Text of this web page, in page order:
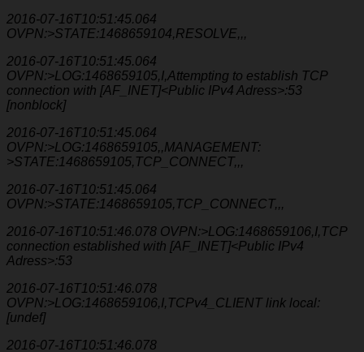
2016-07-16T10:51:45.064
OVPN:>STATE:1468659104,RESOLVE,,,
2016-07-16T10:51:45.064
OVPN:>LOG:1468659105,I,Attempting to establish TCP
connection with [AF_INET]<Public IPv4 Adress>:53
[nonblock]
2016-07-16T10:51:45.064
OVPN:>LOG:1468659105,,MANAGEMENT:
>STATE:1468659105,TCP_CONNECT,,,
2016-07-16T10:51:45.064
OVPN:>STATE:1468659105,TCP_CONNECT,,,
2016-07-16T10:51:46.078 OVPN:>LOG:1468659106,I,TCP
connection established with [AF_INET]<Public IPv4
Adress>:53
2016-07-16T10:51:46.078
OVPN:>LOG:1468659106,I,TCPv4_CLIENT link local:
[undef]
2016-07-16T10:51:46.078